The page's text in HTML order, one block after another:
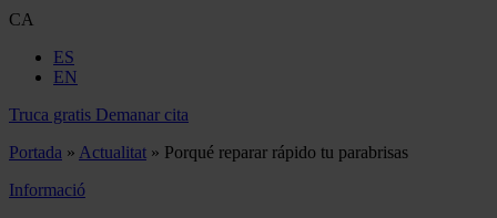
CA
ES
EN
Truca gratis Demanar cita
Portada » Actualitat » Porqué reparar rápido tu parabrisas
Informació